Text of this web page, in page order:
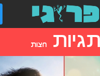
תגיות חצות